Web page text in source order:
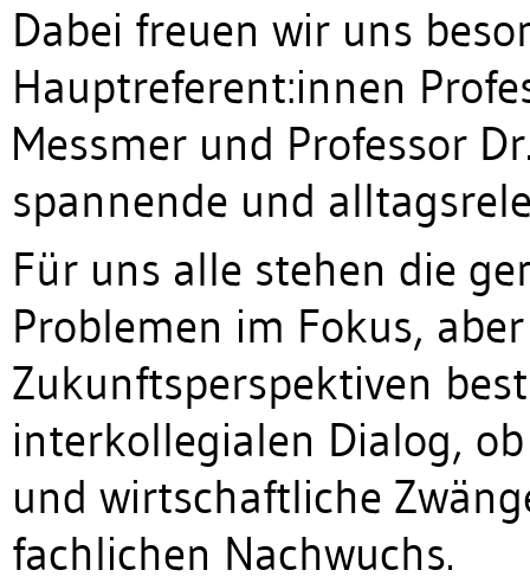
Dabei freuen wir uns
Hauptreferent:innen
Messmer und Professor
spannende und
Für uns alle stehen die
Problemen im Fokus,
Zukunftsperspektiven
interkollegialen Dialog,
und wirtschaftliche
fachlichen Nachwuchs.